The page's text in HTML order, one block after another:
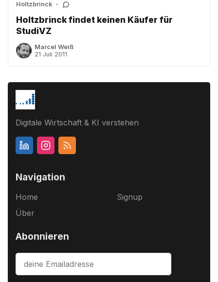
Holtzbrinck •
Holtzbrinck findet keinen Käufer für
StudiVZ
Marcel Weiß
21 Juli 2011
Digitale Wirtschaft & KI verstehen
Navigation
Home
Über
Signup
Abonnieren